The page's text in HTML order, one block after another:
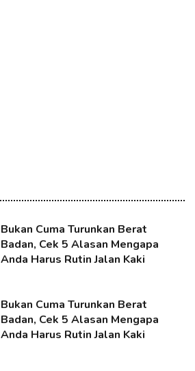
Bukan Cuma Turunkan Berat
Badan, Cek 5 Alasan Mengapa
Anda Harus Rutin Jalan Kaki
Bukan Cuma Turunkan Berat
Badan, Cek 5 Alasan Mengapa
Anda Harus Rutin Jalan Kaki